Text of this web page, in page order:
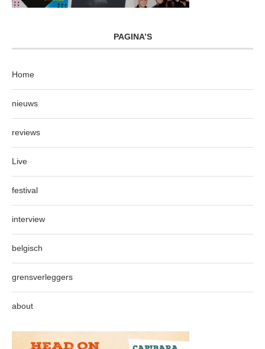
PAGINA’S
Home
nieuws
reviews
Live
festival
interview
belgisch
grensverleggers
about